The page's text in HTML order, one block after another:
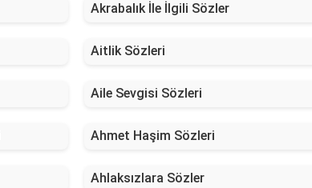
Akrabalık İle İlgili Sözler
Aitlik Sözleri
Aile Sevgisi Sözleri
Ahmet Haşim Sözleri
Ahlaksızlara Sözler